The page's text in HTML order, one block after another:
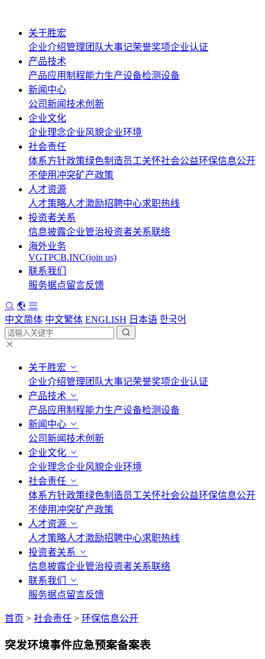
关于胜宏
企业介绍管理团队大事记荣誉奖项企业认证
产品技术
产品应用制程能力生产设备检测设备
新闻中心
公司新闻技术创新
企业文化
企业理念企业风貌企业环境
社会责任
体系方针政策绿色制造员工关怀社会公益环保信息公开
不使用冲突矿产政策
人才资源
人才策略人才激励招聘中心求职热线
投资者关系
信息披露企业管治投资者关系联络
海外业务
VGTPCB.INC(join us)
联系我们
服务据点留言反馈
中文简体 中文繁体 ENGLISH 日本语 한국어
关于胜宏
企业介绍管理团队大事记荣誉奖项企业认证
产品技术
产品应用制程能力生产设备检测设备
新闻中心
公司新闻技术创新
企业文化
企业理念企业风貌企业环境
社会责任
体系方针政策绿色制造员工关怀社会公益环保信息公开
不使用冲突矿产政策
人才资源
人才策略人才激励招聘中心求职热线
投资者关系
信息披露企业管治投资者关系联络
联系我们
服务据点留言反馈
首页 > 社会责任 > 环保信息公开
突发环境事件应急预案备案表